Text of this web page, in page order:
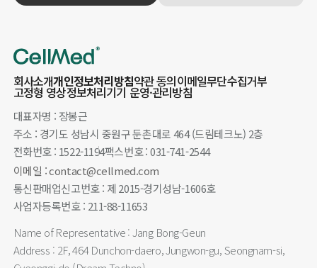
회사소개개인정보처리방침약관 동의이메일무단수집거부
고정형 영상정보처리기기 운영·관리방침
대표자명 : 장봉근
주소 : 경기도 성남시 중원구 둔촌대로 464 (드림테크노) 2층
전화번호 : 1522-1194팩스번호 : 031-741-2544
이메일 : contact@cellmed.com
통신판매업신고번호 : 제 2015-경기성남-1606호
사업자등록번호 : 211-88-11653
Name of Representative : Jang Bong-Geun
Address : 2F, 464 Dunchon-daero, Jungwon-gu, Seongnam-si,